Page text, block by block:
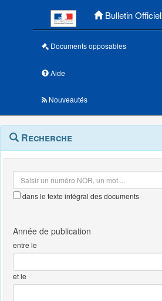
Bulletin Officiel
Documents opposables
Aide
Nouveautés
Navigation
outils
Menu
contextuel
Recherche
dans le texte intégral des documents
entre le
et le